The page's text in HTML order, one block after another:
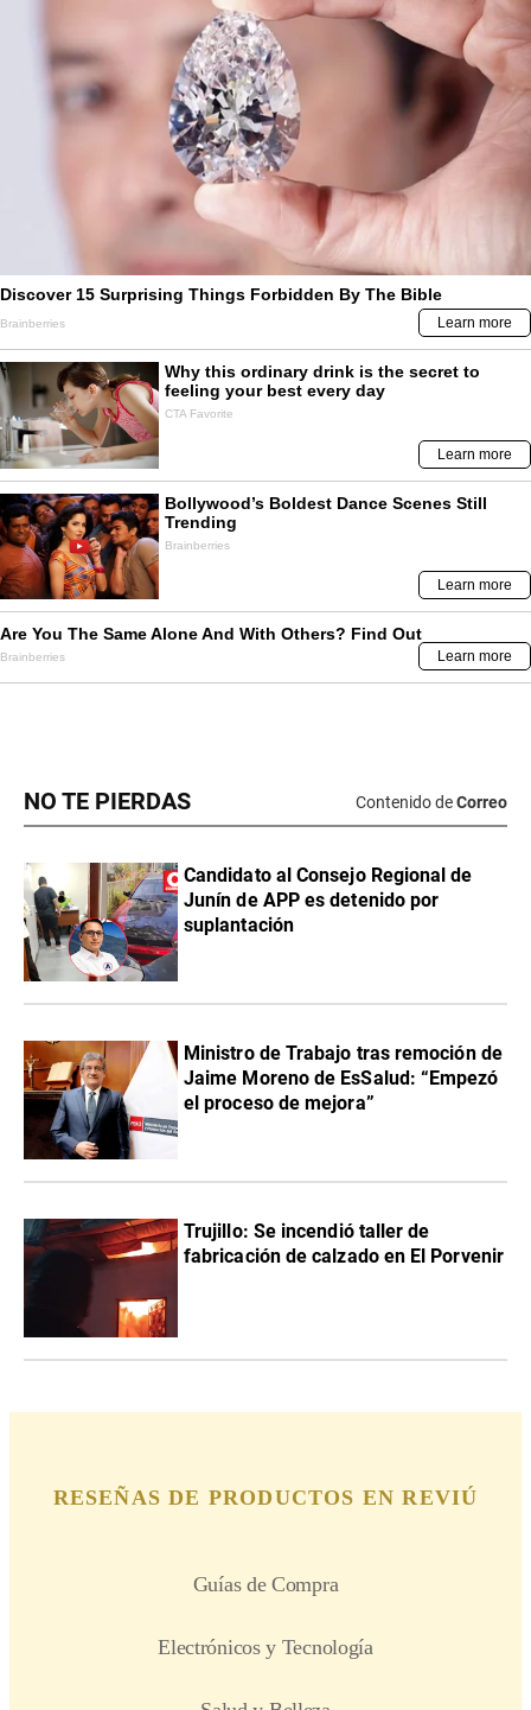
NO TE PIERDAS Contenido deCorreo
Candidato al Consejo Regional de
Junín de APP es detenido por
suplantación
Ministro de Trabajo tras remoción de
Jaime Moreno de EsSalud: “Empezó
el proceso de mejora”
Trujillo: Se incendió taller de
fabricación de calzado en El Porvenir